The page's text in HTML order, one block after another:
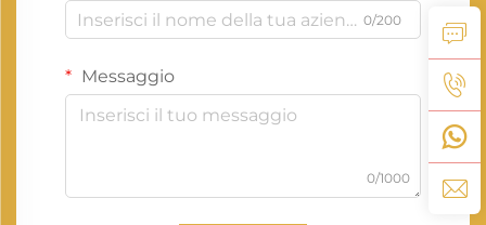
0/200
Messaggio
0/1000